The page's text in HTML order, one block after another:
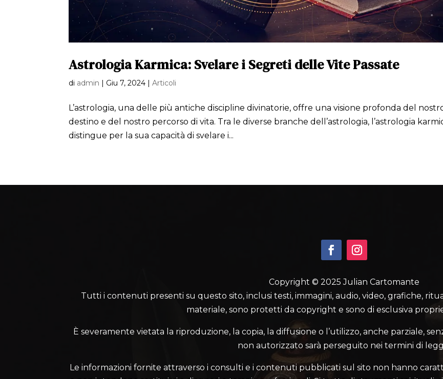
Astrologia Karmica: Svelare i Segreti delle Vite Passate
di admin | Giu 7, 2024 |Articoli
L’astrologia, una delle più antiche discipline divinatorie, offre una visione profonda del
destino e del nostro percorso di vita. Tra le diverse branche dell’astrologia, l’astrologia
distingue per la sua capacità di svelare i...
Copyright © 2025 Julian Cartomante
Tutti i contenuti presenti su questo sito, inclusi testi, immagini, audio, video, grafiche,
materiale, sono protetti da copyright e sono di esclusiva
È severamente vietata la riproduzione, la copia, la diffusione o l’utilizzo, anche parziale,
non autorizzato sarà perseguito nei termini di
Le informazioni fornite attraverso i consulti e i contenuti pubblicati sul sito non hanno